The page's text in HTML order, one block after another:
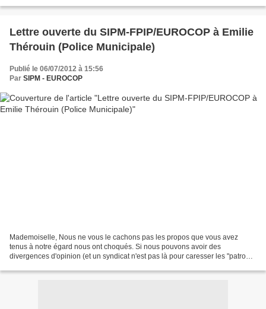
Lettre ouverte du SIPM-FPIP/EUROCOP à Emilie
Thérouin (Police Municipale)
Publié le 06/07/2012 à 15:56
Par SIPM - EUROCOP
Mademoiselle, Nous ne vous le cachons pas les propos que vous avez
tenus à notre égard nous ont choqués. Si nous pouvons avoir des
divergences d'opinion (et un syndicat n'est pas là pour caresser les "patrons"